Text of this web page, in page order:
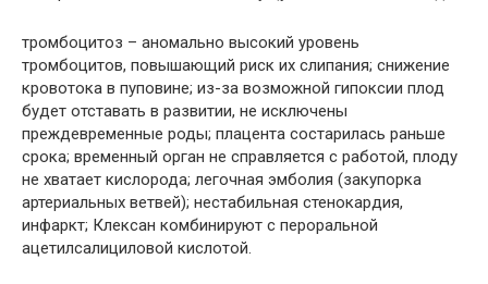
тромбоцитоз – аномально высокий уровень
тромбоцитов, повышающий риск их слипания; снижение
кровотока в пуповине; из-за возможной гипоксии плод
будет отставать в развитии, не исключены
преждевременные роды; плацента состарилась раньше
срока; временный орган не справляется с работой, плоду
не хватает кислорода; легочная эмболия (закупорка
артериальных ветвей); нестабильная стенокардия,
инфаркт; Клексан комбинируют с пероральной
ацетилсалициловой кислотой.